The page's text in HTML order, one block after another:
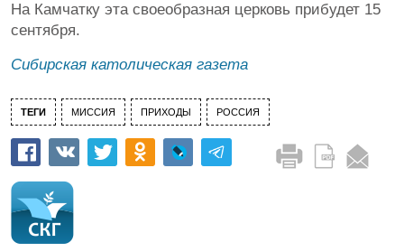
На Камчатку эта своеобразная церковь прибудет 15
сентября.
Сибирская католическая газета
ТЕГИ МИССИЯ ПРИХОДЫ РОССИЯ